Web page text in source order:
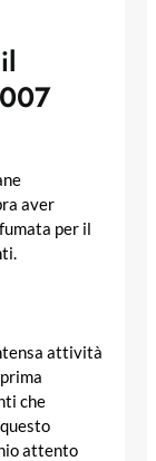
aver
per il
attività
che
attento